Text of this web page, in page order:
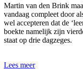
Martin van den Brink
vandaag compleet door
wel accepteren dat de
boekte namelijk zijn
staat op drie dagzeges.
Lees meer